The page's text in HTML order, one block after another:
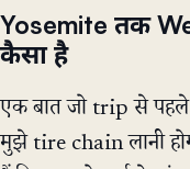
Yosemite तक
कैसा है
एक बात जो trip से पहले
मुझे tire chain लानी